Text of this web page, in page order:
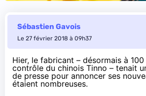
Sébastien Gavois
Le 27 février 2018 à 09h37
Hier, le fabricant – désormais à
contrôle du chinois Tinno – tenait
de presse pour annoncer ses
étaient nombreuses.